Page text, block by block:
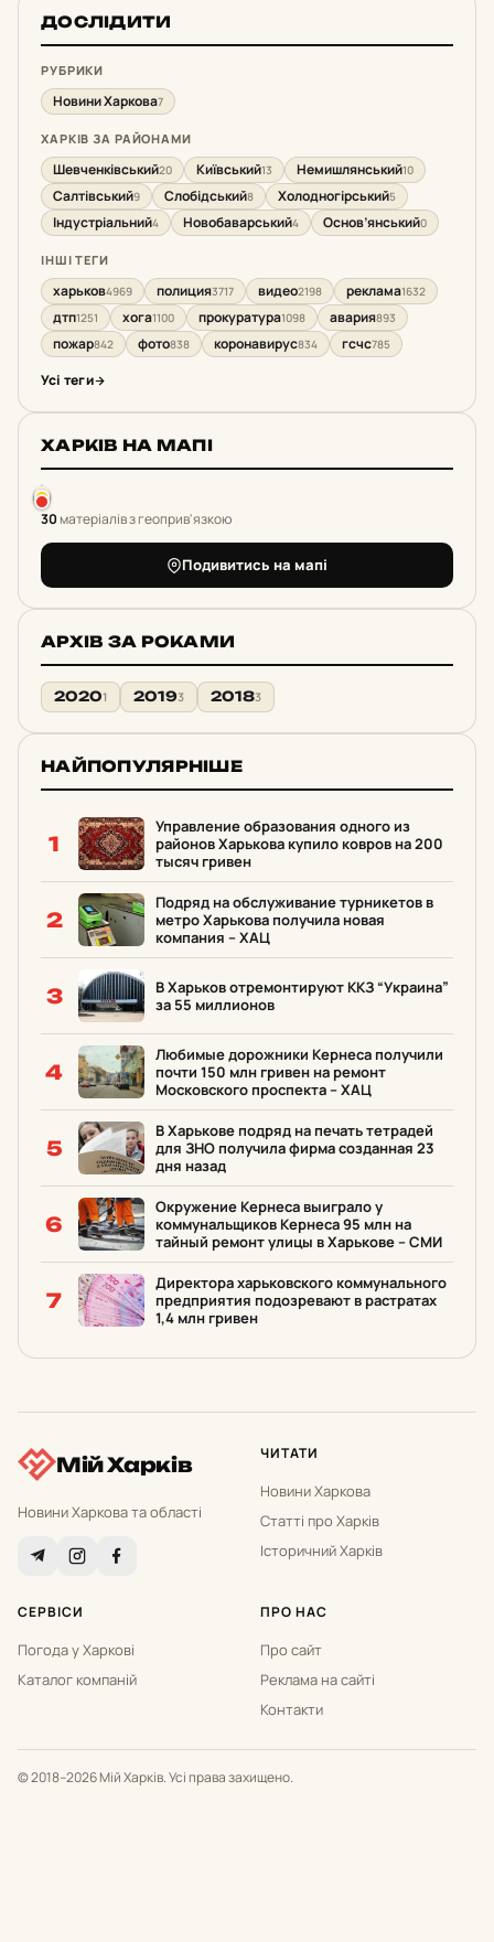
ДОСЛІДИТИ
РУБРИКИ
Новини Харкова7
ХАРКІВ ЗА РАЙОНАМИ
Шевченківський20 Київський13 Немишлянський10
Салтівський9 Слобідський8 Холодногірський5
Індустріальний4 Новобаварський4 Основ’янський0
ІНШІ ТЕГИ
харьков4969 полиция3717 видео2198 реклама1632
дтп1251 хога1100 прокуратура1098 авария893
пожар842 фото838 коронавирус834 гсчс785
Усі теги
ХАРКІВ НА МАПІ
30матеріалів з геоприв'язкою
Подивитись на мапі
АРХІВ ЗА РОКАМИ
20201 20193 20183
НАЙПОПУЛЯРНІШЕ
1
Управление образования одного из
районов Харькова купило ковров на 200
тысяч гривен
2
Подряд на обслуживание турникетов в
метро Харькова получила новая
компания – ХАЦ
3
В Харьков отремонтируют ККЗ “Украина”
за 55 миллионов
4
Любимые дорожники Кернеса получили
почти 150 млн гривен на ремонт
Московского проспекта – ХАЦ
5
В Харькове подряд на печать тетрадей
для ЗНО получила фирма созданная 23
дня назад
6
Окружение Кернеса выиграло у
коммунальщиков Кернеса 95 млн на
тайный ремонт улицы в Харькове – СМИ
7
Директора харьковского коммунального
предприятия подозревают в растратах
1,4 млн гривен
Мій Харків
Новини Харкова та області
ЧИТАТИ
Новини Харкова
Статті про Харків
Історичний Харків
СЕРВІСИ
Погода у Харкові
Каталог компаній
ПРО НАС
Про сайт
Реклама на сайті
Контакти
© 2018–2026 Мій Харків. Усі права захищено.